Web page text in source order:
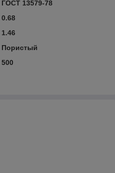
ГОСТ 13579-78
0.68
1.46
Пористый
500